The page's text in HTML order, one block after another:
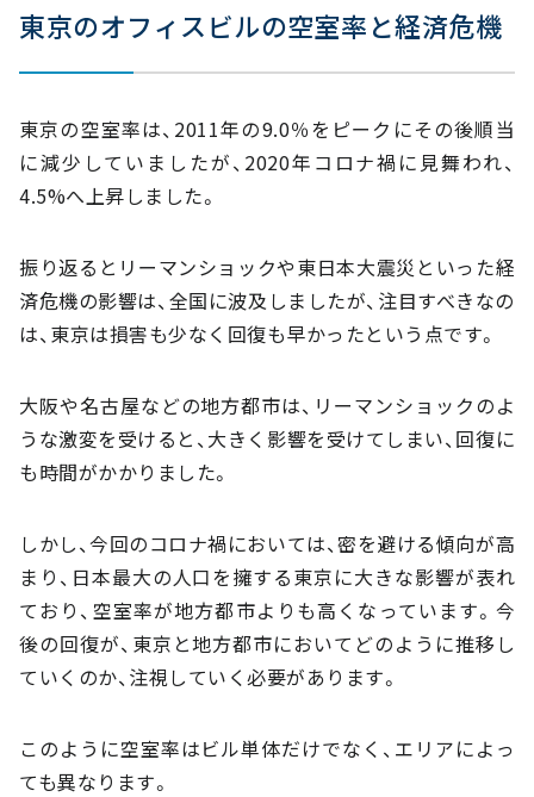
東京のオフィスビルの空室率と経済危機
東京の空室率は、2011年の9.0％をピークにその後順当
に減少していましたが、2020年コロナ禍に見舞われ、
4.5%へ上昇しました。
振り返るとリーマンショックや東日本大震災といった経
済危機の影響は、全国に波及しましたが、注目すべきなの
は、東京は損害も少なく回復も早かったという点です。
大阪や名古屋などの地方都市は、リーマンショックのよ
うな激変を受けると、大きく影響を受けてしまい、回復に
も時間がかかりました。
しかし、今回のコロナ禍においては、密を避ける傾向が高
まり、日本最大の人口を擁する東京に大きな影響が表れ
ており、空室率が地方都市よりも高くなっています。今
後の回復が、東京と地方都市においてどのように推移し
ていくのか、注視していく必要があります。
このように空室率はビル単体だけでなく、エリアによっ
ても異なります。